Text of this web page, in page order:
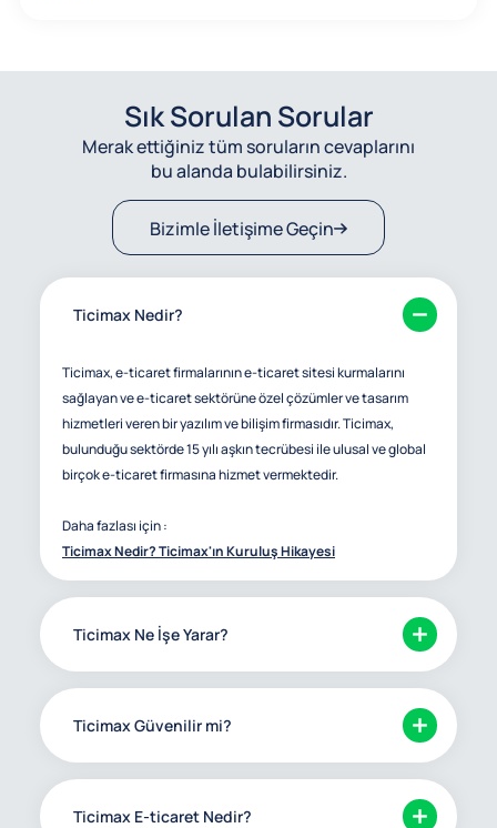
Sık Sorulan Sorular
Merak ettiğiniz tüm soruların cevaplarını
bu alanda bulabilirsiniz.
Bizimle İletişime Geçin
Ticimax Nedir?
Ticimax, e-ticaret firmalarının e-ticaret sitesi kurmalarını
sağlayan ve e-ticaret sektörüne özel çözümler ve tasarım
hizmetleri veren bir yazılım ve bilişim firmasıdır. Ticimax,
bulunduğu sektörde 15 yılı aşkın tecrübesi ile ulusal ve global
birçok e-ticaret firmasına hizmet vermektedir.
Daha fazlası için :
Ticimax Nedir? Ticimax'ın Kuruluş Hikayesi
Ticimax Ne İşe Yarar?
Ticimax Güvenilir mi?
Ticimax E-ticaret Nedir?